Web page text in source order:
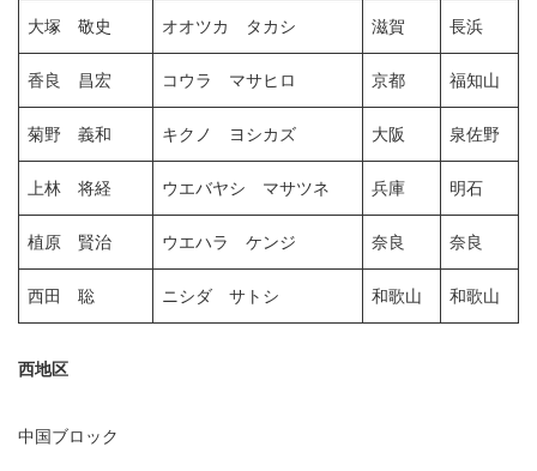
大塚 敬史 オオツカ タカシ 滋賀 長浜
香良 昌宏 コウラ マサヒロ 京都 福知山
菊野 義和 キクノ ヨシカズ 大阪 泉佐野
上林 将経 ウエバヤシ マサツネ 兵庫 明石
植原 賢治 ウエハラ ケンジ 奈良 奈良
西田 聡 ニシダ サトシ 和歌山 和歌山
西地区
中国ブロック